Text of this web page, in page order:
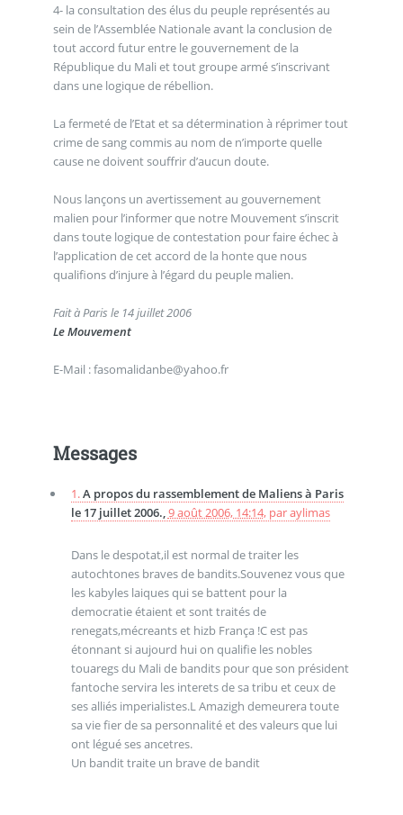
4- la consultation des élus du peuple représentés au
sein de l’Assemblée Nationale avant la conclusion de
tout accord futur entre le gouvernement de la
République du Mali et tout groupe armé s’inscrivant
dans une logique de rébellion.
La fermeté de l’Etat et sa détermination à réprimer tout
crime de sang commis au nom de n’importe quelle
cause ne doivent souffrir d’aucun doute.
Nous lançons un avertissement au gouvernement
malien pour l’informer que notre Mouvement s’inscrit
dans toute logique de contestation pour faire échec à
l’application de cet accord de la honte que nous
qualifions d’injure à l’égard du peuple malien.
Fait à Paris le 14 juillet 2006
Le Mouvement
E-Mail : fasomalidanbe@yahoo.fr
Messages
1.A propos du rassemblement de Maliens à Paris
le 17 juillet 2006.,9 août 2006, 14:14, paraylimas
Dans le despotat,il est normal de traiter les
autochtones braves de bandits.Souvenez vous que
les kabyles laiques qui se battent pour la
democratie étaient et sont traités de
renegats,mécreants et hizb França !C est pas
étonnant si aujourd hui on qualifie les nobles
touaregs du Mali de bandits pour que son président
fantoche servira les interets de sa tribu et ceux de
ses alliés imperialistes.L Amazigh demeurera toute
sa vie fier de sa personnalité et des valeurs que lui
ont légué ses ancetres.
Un bandit traite un brave de bandit